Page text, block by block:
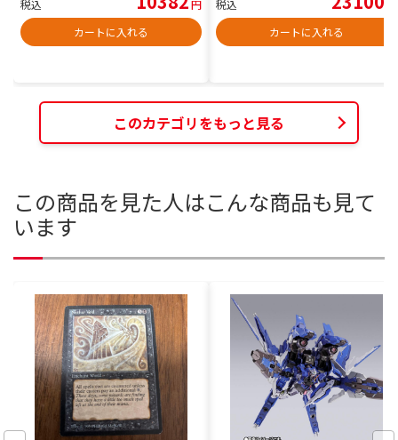
税込
円
カートに入れる
税込
カートに入れる
このカテゴリをもっと見る
この商品を見た人はこんな商品も見て
います